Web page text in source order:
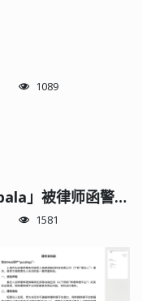
1089
知名 Bilibili 第三方客户端「Pilipala」被律师函警告后停止更新
1581